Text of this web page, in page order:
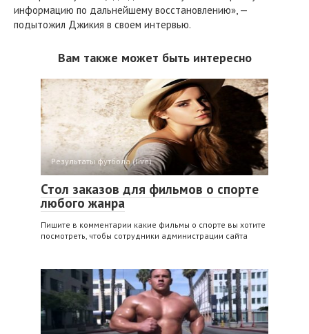
информацию по дальнейшему восстановлению», —
подытожил Джикия в своем интервью.
Вам также может быть интересно
Результаты футбола (live)
Стол заказов для фильмов о спорте
любого жанра
Пишите в комментарии какие фильмы о спорте вы хотите
посмотреть, чтобы сотрудники администрации сайта